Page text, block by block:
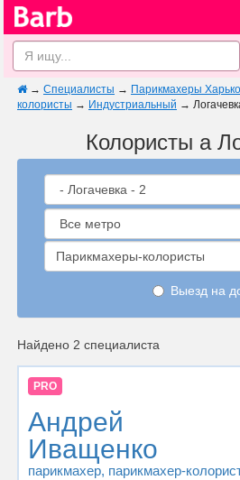
→ Специалисты → Парикмахеры
колористы → Индустриальный →
Колористы а
Парикмахеры-колористы
Выезд на
Найдено 2 специалиста
PRO
Андрей
Иващенко
парикмахер, парикмахер-